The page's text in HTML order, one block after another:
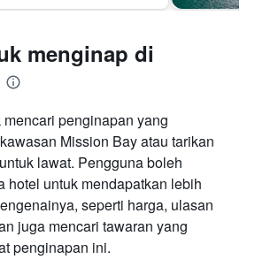
menginap di
penginapan yang
Mission Bay atau tarikan
lawat. Pengguna boleh
hotel untuk mendapatkan lebih
seperti harga, ulasan
juga mencari tawaran yang
penginapan ini.